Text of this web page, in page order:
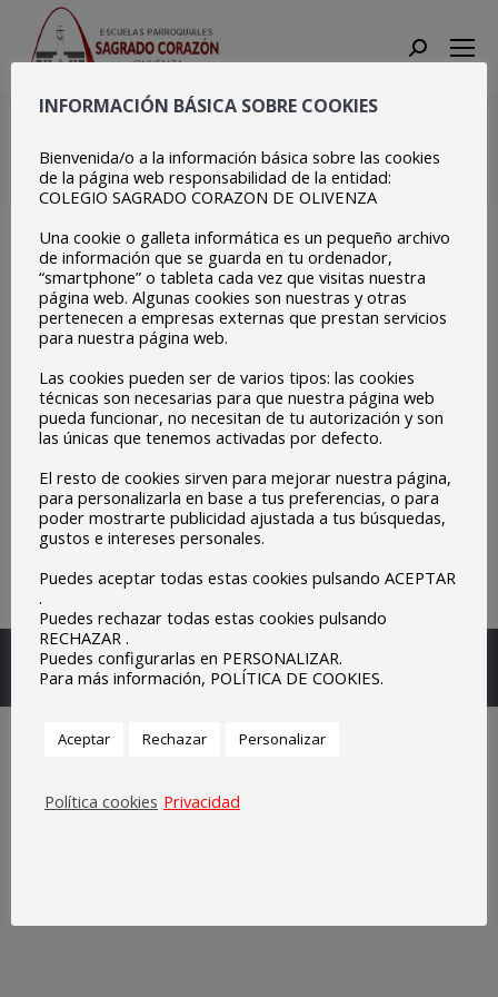
Search:
Estás aquí:
Inicio
148266189_3603210773109834_7426299424845664940_o
Escuelas Parroquiales Sagrado Corazón de Olivenza.
Legal
INFORMACIÓN BÁSICA SOBRE COOKIES
Bienvenida/o a la información básica sobre las cookies
de la página web responsabilidad de la entidad:
COLEGIO SAGRADO CORAZON DE OLIVENZA
Una cookie o galleta informática es un pequeño archivo
de información que se guarda en tu ordenador,
“smartphone” o tableta cada vez que visitas nuestra
página web. Algunas cookies son nuestras y otras
pertenecen a empresas externas que prestan servicios
para nuestra página web.
Las cookies pueden ser de varios tipos: las cookies
técnicas son necesarias para que nuestra página web
pueda funcionar, no necesitan de tu autorización y son
las únicas que tenemos activadas por defecto.
El resto de cookies sirven para mejorar nuestra página,
para personalizarla en base a tus preferencias, o para
poder mostrarte publicidad ajustada a tus búsquedas,
gustos e intereses personales.
Puedes aceptar todas estas cookies pulsando ACEPTAR
.
Puedes rechazar todas estas cookies pulsando
RECHAZAR .
Puedes configurarlas en PERSONALIZAR.
Para más información, POLÍTICA DE COOKIES.
Aceptar Rechazar Personalizar
Política cookies Privacidad